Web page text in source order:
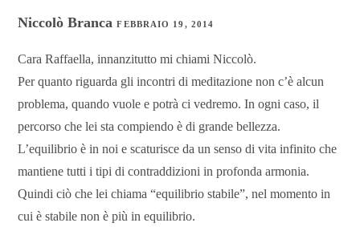
Niccolò BrancaFEBBRAIO 19, 2014
Cara Raffaella, innanzitutto mi chiami Niccolò.
Per quanto riguarda gli incontri di meditazione non c’è alcun
problema, quando vuole e potrà ci vedremo. In ogni caso, il
percorso che lei sta compiendo è di grande bellezza.
L’equilibrio è in noi e scaturisce da un senso di vita infinito che
mantiene tutti i tipi di contraddizioni in profonda armonia.
Quindi ciò che lei chiama “equilibrio stabile”, nel momento in
cui è stabile non è più in equilibrio.